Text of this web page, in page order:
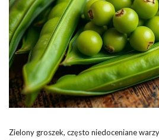
Zielony groszek, często niedoceniane